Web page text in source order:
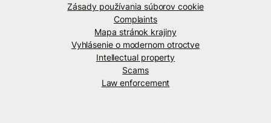
Zásady používania súborov cookie
Complaints
Mapa stránok krajiny
Vyhlásenie o modernom otroctve
Intellectual property
Scams
Law enforcement